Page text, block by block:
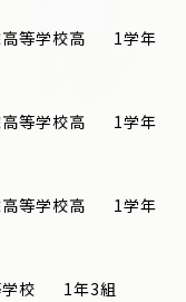
等学校高
1学年
等学校高
1学年
等学校高
1学年
校
1年3組